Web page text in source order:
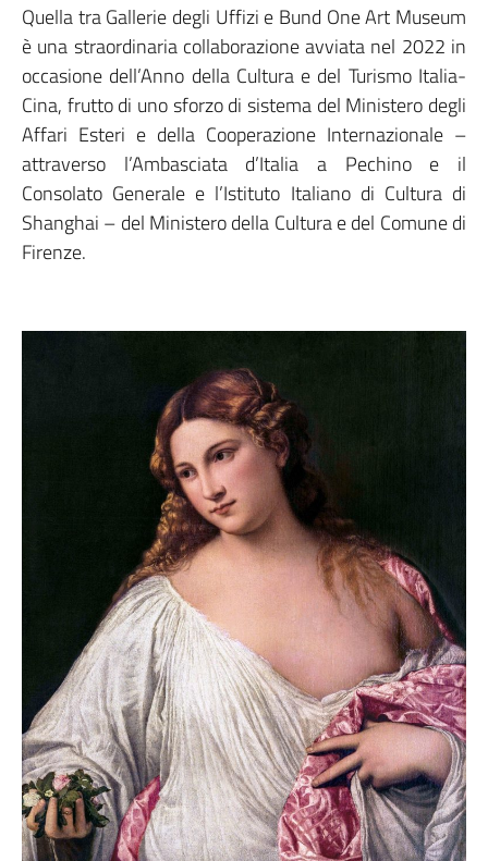
Quella tra Gallerie degli Uffizi e Bund One Art Museum
è una straordinaria collaborazione avviata nel 2022 in
occasione dell’Anno della Cultura e del Turismo Italia-
Cina, frutto di uno sforzo di sistema del Ministero degli
Affari Esteri e della Cooperazione Internazionale –
attraverso l’Ambasciata d’Italia a Pechino e il
Consolato Generale e l’Istituto Italiano di Cultura di
Shanghai – del Ministero della Cultura e del Comune di
Firenze.